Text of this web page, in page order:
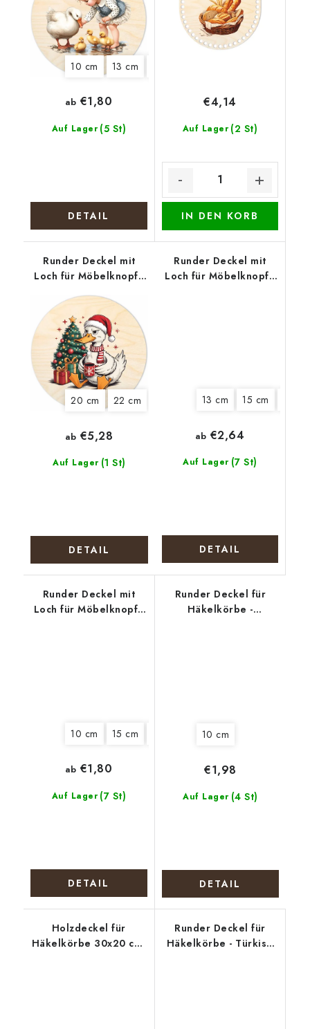
10 cm 13 cm
Auf Lager (5 St)
ab €1,80
DETAIL
Auf Lager (2 St)
€4,14
IN DEN KORB
Runder Deckel mit
Loch für Möbelknopf -
20 cm 22 cm
Auf Lager (1 St)
ab €5,28
DETAIL
Runder Deckel mit
Loch für Möbelknopf -
13 cm 15 cm
Auf Lager (7 St)
ab €2,64
DETAIL
Runder Deckel mit
Loch für Möbelknopf -
10 cm 15 cm 20 cm
Auf Lager (7 St)
ab €1,80
DETAIL
Runder Deckel für
Häkelkörbe -
10 cm
Auf Lager (4 St)
€1,98
DETAIL
Holzdeckel für
Häkelkörbe 30x20 cm,
Runder Deckel für
Häkelkörbe - Türkise